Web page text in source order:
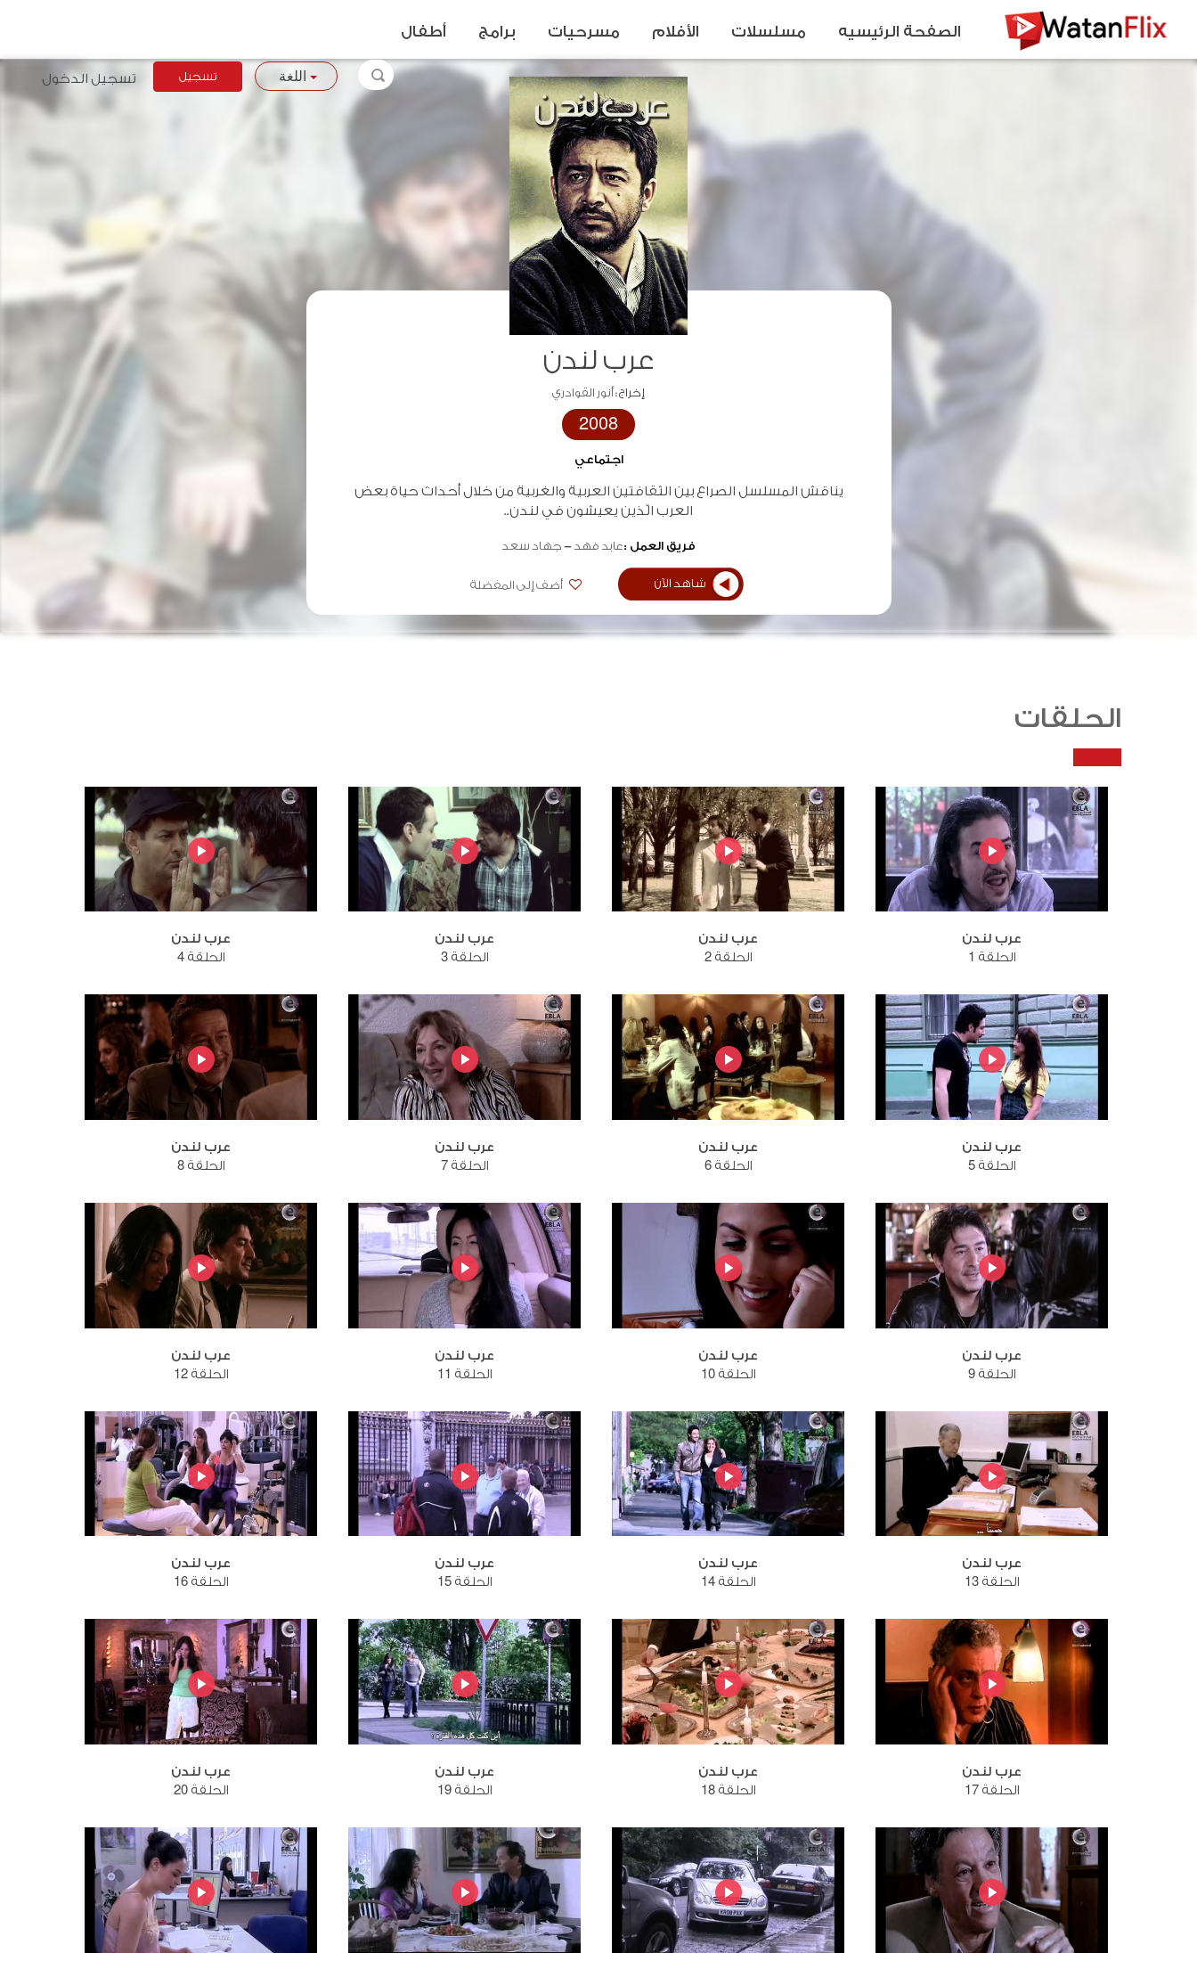
عرب لندن
إخراج :أنور القوادري
2008
اجتماعي
يناقش المسلسل الصراع بين الثقافتين العربية والغربية من خلال أحداث حياة بعض
العرب الّذين يعيشون في لندن..
فريق العمل :عابد فهد جهاد سعد
شاهد الآن أضف إلى المفضلة
الحلقات
عرب لندن
الحلقة 1
عرب لندن
الحلقة 2
عرب لندن
الحلقة 3
عرب لندن
الحلقة 4
عرب لندن
الحلقة 5
عرب لندن
الحلقة 6
عرب لندن
الحلقة 7
عرب لندن
الحلقة 8
عرب لندن
الحلقة 9
عرب لندن
الحلقة 10
عرب لندن
الحلقة 11
عرب لندن
الحلقة 12
عرب لندن
الحلقة 13
عرب لندن
الحلقة 14
عرب لندن
الحلقة 15
عرب لندن
الحلقة 16
عرب لندن
الحلقة 17
عرب لندن
الحلقة 18
عرب لندن
الحلقة 19
عرب لندن
الحلقة 20
الصفحة الرئيسيه مسلسلات الأفلام مسرحيات برامج أطفال
اللغة تسجيل تسجيل الدخول